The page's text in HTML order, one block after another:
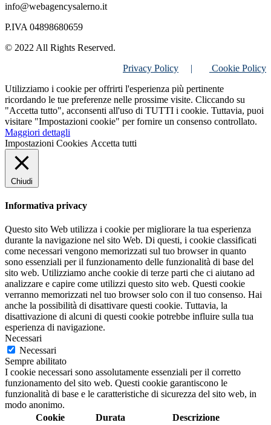
info@webagencysalerno.it
P.IVA 04898680659
© 2022 All Rights Reserved.
Privacy Policy |
Cookie Policy
Utilizziamo i cookie per offrirti l'esperienza più pertinente
ricordando le tue preferenze nelle prossime visite. Cliccando su
"Accetta tutto", acconsenti all'uso di TUTTI i cookie. Tuttavia, puoi
visitare "Impostazioni cookie" per fornire un consenso controllato.
Maggiori dettagli
Impostazioni Cookies Accetta tutti
Chiudi
Informativa privacy
Questo sito Web utilizza i cookie per migliorare la tua esperienza
durante la navigazione nel sito Web. Di questi, i cookie classificati
come necessari vengono memorizzati sul tuo browser in quanto
sono essenziali per il funzionamento delle funzionalità di base del
sito web. Utilizziamo anche cookie di terze parti che ci aiutano ad
analizzare e capire come utilizzi questo sito web. Questi cookie
verranno memorizzati nel tuo browser solo con il tuo consenso. Hai
anche la possibilità di disattivare questi cookie. Tuttavia, la
disattivazione di alcuni di questi cookie potrebbe influire sulla tua
esperienza di navigazione.
Necessari
Necessari
Sempre abilitato
I cookie necessari sono assolutamente essenziali per il corretto
funzionamento del sito web. Questi cookie garantiscono le
funzionalità di base e le caratteristiche di sicurezza del sito web, in
modo anonimo.
Cookie
Durata Descrizione